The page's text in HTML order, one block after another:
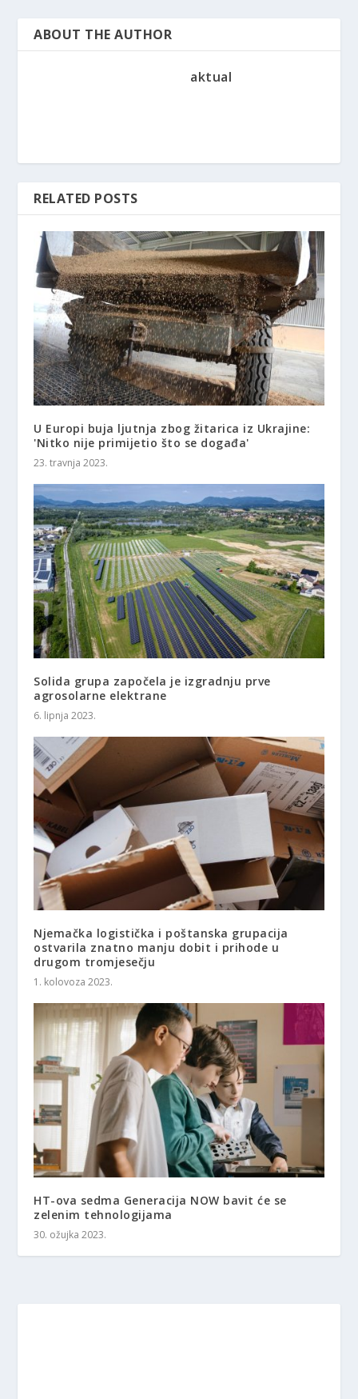
ABOUT THE AUTHOR
aktual
RELATED POSTS
U Europi buja ljutnja zbog žitarica iz Ukrajine:
'Nitko nije primijetio što se događa'
23. travnja 2023.
Solida grupa započela je izgradnju prve
agrosolarne elektrane
6. lipnja 2023.
Njemačka logistička i poštanska grupacija
ostvarila znatno manju dobit i prihode u
drugom tromjesečju
1. kolovoza 2023.
HT-ova sedma Generacija NOW bavit će se
zelenim tehnologijama
30. ožujka 2023.